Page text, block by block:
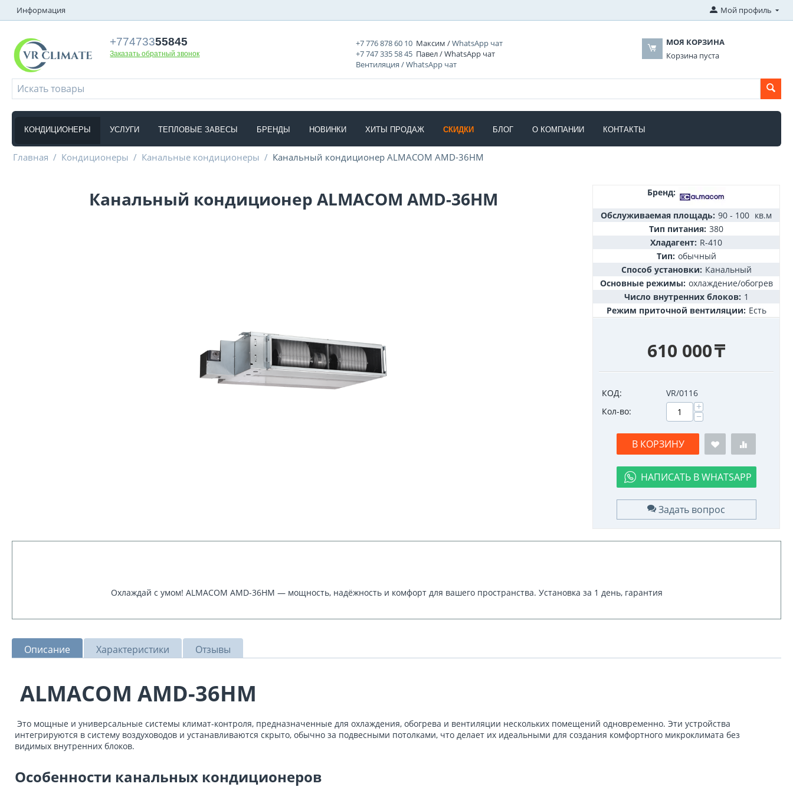
Информация Мой профиль
+77473355845
Заказать обратный звонок
+7 776 878 60 10 Максим /WhatsApp чат
+7 747 335 58 45 Павел / WhatsApp чат
Вентиляция / WhatsApp чат
МОЯ КОРЗИНА
Корзина пуста
КОНДИЦИОНЕРЫ УСЛУГИ ТЕПЛОВЫЕ ЗАВЕСЫ БРЕНДЫ НОВИНКИ ХИТЫ ПРОДАЖ СКИДКИ БЛОГ О КОМПАНИИ КОНТАКТЫ
Главная / Кондиционеры / Канальные кондиционеры / Канальный кондиционер ALMACOM AMD-36HМ
Канальный кондиционер ALMACOM AMD-36HМ Бренд:
Обслуживаемая площадь: 90 - 100 кв.м
Тип питания: 380
Хладагент: R-410
Тип: обычный
Способ установки: Канальный
Основные режимы: охлаждение/обогрев
Число внутренних блоков: 1
Режим приточной вентиляции: Есть
610 000₸
КОД:
VR/0116
Кол-во:
+
−
В КОРЗИНУ
НАПИСАТЬ В WHATSAPP
Задать вопрос
Охлаждай с умом! ALMACOM AMD-36HМ — мощность, надёжность и комфорт для вашего пространства. Установка за 1 день, гарантия
Описание Характеристики Отзывы
ALMACOM AMD-36HМ
Это мощные и универсальные системы климат-контроля, предназначенные для охлаждения, обогрева и вентиляции нескольких помещений одновременно. Эти устройства
интегрируются в систему воздуховодов и устанавливаются скрыто, обычно за подвесными потолками, что делает их идеальными для создания комфортного микроклимата без
видимых внутренних блоков.
Особенности канальных кондиционеров